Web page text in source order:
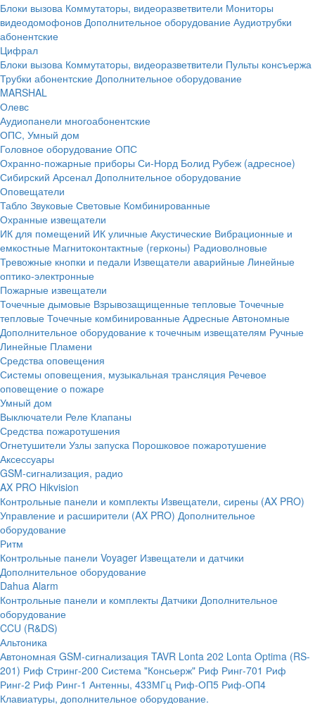
Блоки вызова Коммутаторы, видеоразветвители Мониторы
видеодомофонов Дополнительное оборудование Аудиотрубки
абонентские
Цифрал
Блоки вызова Коммутаторы, видеоразветвители Пульты консъержа
Трубки абонентские Дополнительное оборудование
MARSHAL
Олевс
Аудиопанели многоабонентские
ОПС, Умный дом
Головное оборудование ОПС
Охранно-пожарные приборы Си-Норд Болид Рубеж (адресное)
Сибирский Арсенал Дополнительное оборудование
Оповещатели
Табло Звуковые Световые Комбинированные
Охранные извещатели
ИК для помещений ИК уличные Акустические Вибрационные и
емкостные Магнитоконтактные (герконы) Радиоволновые
Тревожные кнопки и педали Извещатели аварийные Линейные
оптико-электронные
Пожарные извещатели
Точечные дымовые Взрывозащищенные тепловые Точечные
тепловые Точечные комбинированные Адресные Автономные
Дополнительное оборудование к точечным извещателям Ручные
Линейные Пламени
Средства оповещения
Системы оповещения, музыкальная трансляция Речевое
оповещение о пожаре
Умный дом
Выключатели Реле Клапаны
Средства пожаротушения
Огнетушители Узлы запуска Порошковое пожаротушение
Аксессуары
GSM-сигнализация, радио
AX PRO Hikvision
Контрольные панели и комплекты Извещатели, сирены (AX PRO)
Управление и расширители (AX PRO) Дополнительное
оборудование
Ритм
Контрольные панели Voyager Извещатели и датчики
Дополнительное оборудование
Dahua Alarm
Контрольные панели и комплекты Датчики Дополнительное
оборудование
CCU (R&DS)
Альтоника
Автономная GSM-сигнализация TAVR Lonta 202 Lonta Optima (RS-
201) Риф Стринг-200 Система "Консьерж" Риф Ринг-701 Риф
Ринг-2 Риф Ринг-1 Антенны, 433МГц Риф-ОП5 Риф-ОП4
Клавиатуры, дополнительное оборудование.